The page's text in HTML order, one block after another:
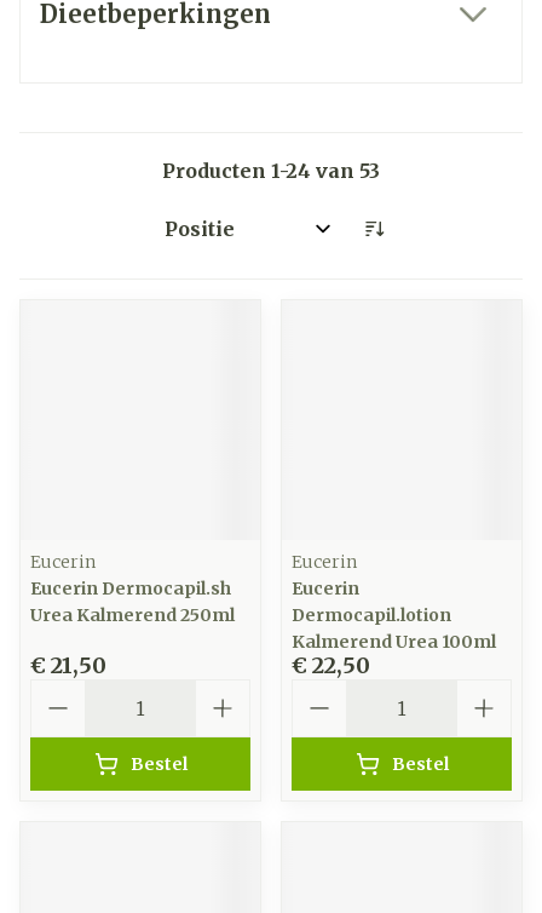
Dieetbeperkingen
Producten 1-24 van 53
Sorteer op:
Eucerin
Eucerin Dermocapil.sh
Urea Kalmerend 250ml
€ 21,50
Bestel
Eucerin
Eucerin
Dermocapil.lotion
Kalmerend Urea 100ml
€ 22,50
Bestel